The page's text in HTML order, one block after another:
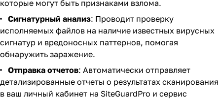
которые могут быть признаками взлома.
Сигнатурный анализ: Проводит проверку
исполняемых файлов на наличие известных вирусных
сигнатур и вредоносных паттернов, помогая
обнаружить заражение.
Отправка отчетов: Автоматически отправляет
детализированные отчеты о результатах сканирования
в ваш личный кабинет на SiteGuardPro и сервис